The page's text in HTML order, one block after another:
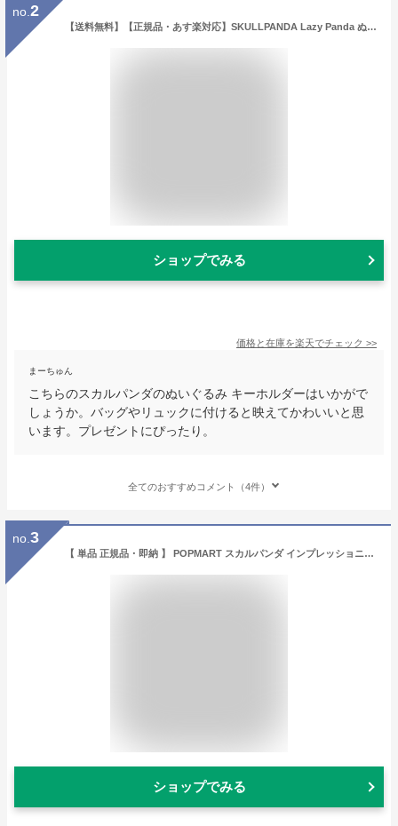
no. 2
【送料無料】【正規品・あす楽対応】SKULLPANDA Lazy Panda ぬいぐるみペンダント【ポップマート スカルパンダ レイジーパンダ】POP MART
ショップでみる
価格と在庫を楽天でチェック >>
まーちゅん
こちらのスカルパンダのぬいぐるみ キーホルダーはいかがで
しょうか。バッグやリュックに付けると映えてかわいいと思
います。プレゼントにぴったり。
全てのおすすめコメント（4件）
no. 3
【 単品 正規品・即納 】 POPMART スカルパンダ インプレッショニズムシリーズ SKULLPANDA L’impressionnisme ポップマート ぬいぐるみ
ショップでみる